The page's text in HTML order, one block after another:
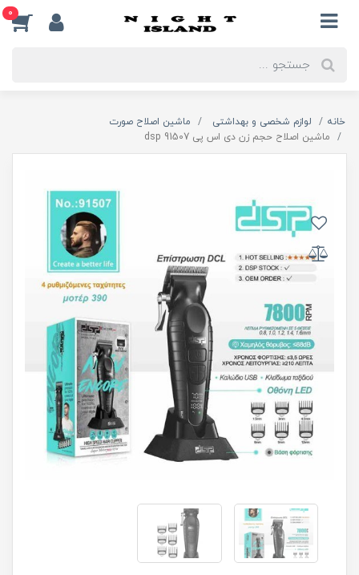
0
خانه لوازم شخصی و بهداشتی
ماشین اصلاح صورت
ماشین اصلاح حجم زن دی اس پی dsp 91507